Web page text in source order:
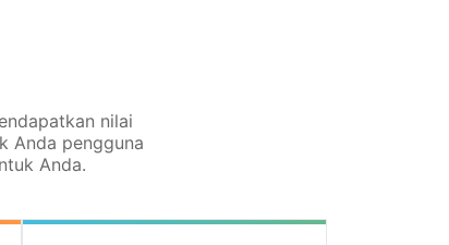
nilai
Anda pengguna
Anda.